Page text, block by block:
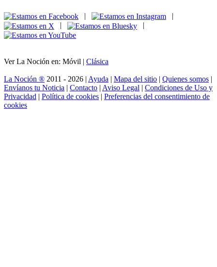
|
|
|
|
Ver La Noción en: Móvil | Clásica
La Noción ® 2011 - 2026 | Ayuda | Mapa del sitio | Quienes somos |
Envíanos tu Noticia | Contacto | Aviso Legal | Condiciones de Uso y
Privacidad | Política de cookies | Preferencias del consentimiento de
cookies